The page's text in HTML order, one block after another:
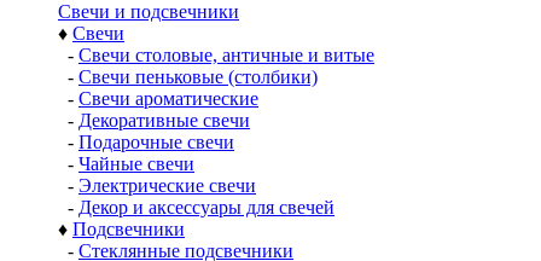
Свечи и подсвечники
♦ Свечи
- Свечи столовые, античные и витые
- Свечи пеньковые (столбики)
- Свечи ароматические
- Декоративные свечи
- Подарочные свечи
- Чайные свечи
- Электрические свечи
- Декор и аксессуары для свечей
♦ Подсвечники
- Стеклянные подсвечники